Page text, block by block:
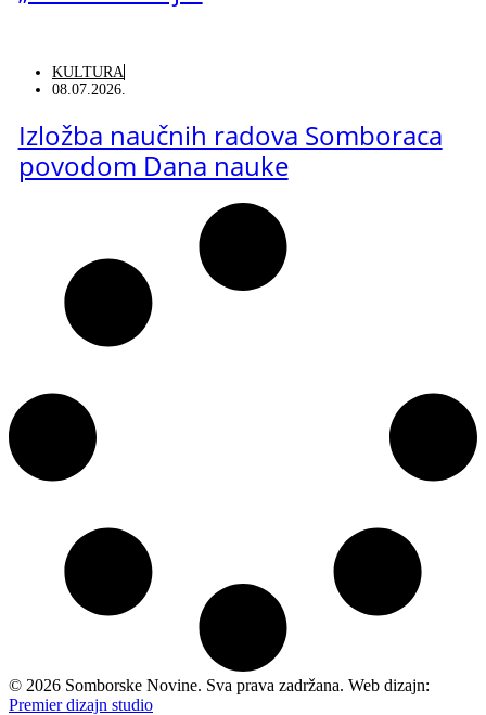
KULTURA
08.07.2026.
Izložba naučnih radova Somboraca
povodom Dana nauke
© 2026 Somborske Novine. Sva prava zadržana. Web dizajn:
Premier dizajn studio